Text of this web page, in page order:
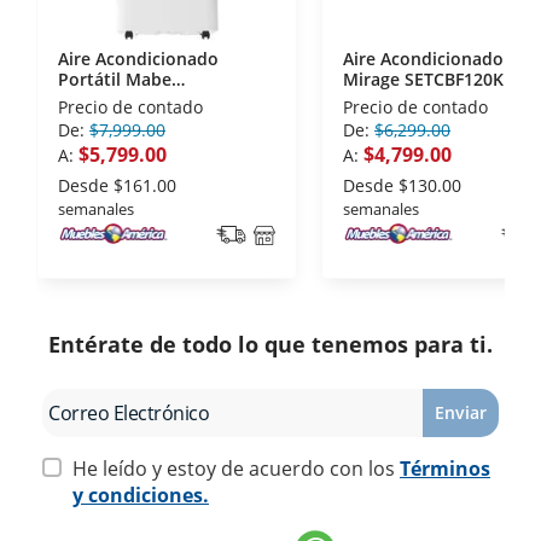
Aire Acondicionado
Portátil Mabe
PTM12CABWJM2 1
Tonelada 115 V Solo Frio
Precio de contado
De: $7,999.00
A: $5,799.00
Desde $161.00
semanales
Aire Acondicionado
Mirage SETCBF120K 1
Tonelada 115 V Frio
Precio de contado
De: $6,299.00
A: $4,799.00
Desde $130.00
semanales
Entérate de todo lo que tenemos para ti.
Enviar
He leído y estoy de acuerdo con los Términos
y condiciones.